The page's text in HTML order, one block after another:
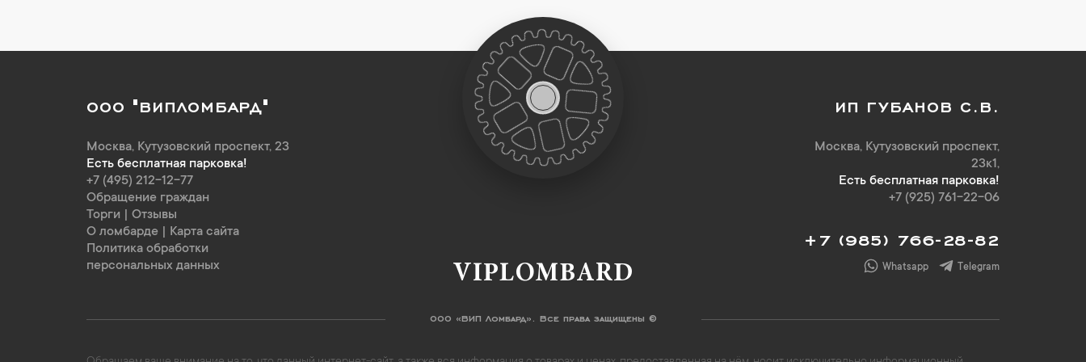
ООО "ВИПЛОМБАРД"
Москва, Кутузовский проспект, 23
Есть бесплатная парковка!
+7 (495) 212-12-77
Обращение граждан
Торги
Отзывы
О ломбарде
Карта сайта
Политика обработки
персональных данных
ИП ГУБАНОВ С.В.
Москва, Кутузовский проспект,
23к1,
Есть бесплатная парковка!
+7 (925) 761-22-06
+7 (985) 766-28-82
Whatsapp Telegram
VIPLOMBARD
ООО «ВИП Ломбард». Все права защищены ©